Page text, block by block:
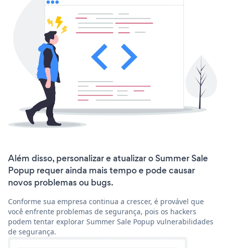
Além disso, personalizar e atualizar o Summer Sale
Popup requer ainda mais tempo e pode causar
novos problemas ou bugs.
Conforme sua empresa continua a crescer, é provável que
você enfrente problemas de segurança, pois os hackers
podem tentar explorar Summer Sale Popup vulnerabilidades
de segurança.